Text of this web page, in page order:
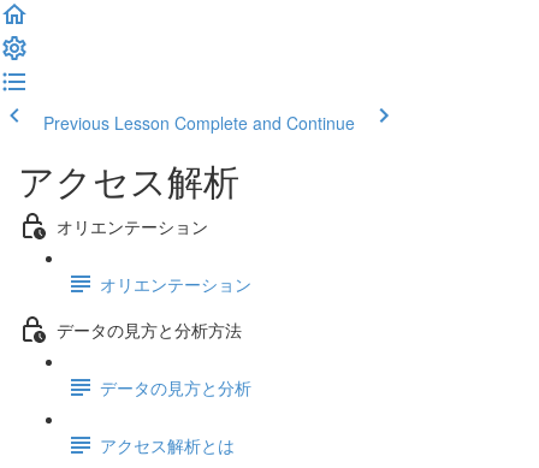
Previous Lesson Complete and Continue
アクセス解析
オリエンテーション
オリエンテーション
データの見方と分析方法
データの見方と分析
アクセス解析とは